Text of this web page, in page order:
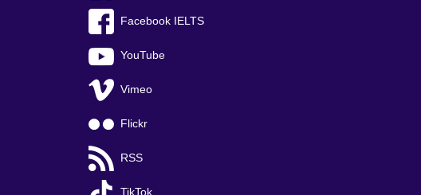
Facebook IELTS
YouTube
Vimeo
Flickr
RSS
TikTok